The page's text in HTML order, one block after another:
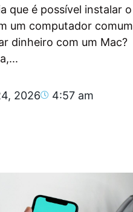
que é possível instalar o
um computador comum
dinheiro com um Mac?
2026 4:57 am